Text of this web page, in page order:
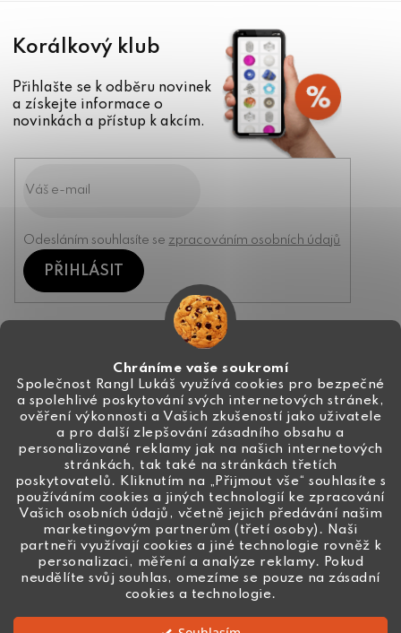
Chráníme vaše soukromí
Společnost Rangl Lukáš využívá cookies pro bezpečné
a spolehlivé poskytování svých internetových stránek,
ověření výkonnosti a Vašich zkušeností jako uživatele
a pro další zlepšování zásadního obsahu a
personalizované reklamy jak na našich internetových
stránkách, tak také na stránkách třetích
poskytovatelů. Kliknutím na „Přijmout vše“ souhlasíte s
používáním cookies a jiných technologií ke zpracování
Vašich osobních údajů, včetně jejich předávání našim
marketingovým partnerům (třetí osoby). Naši
partneři využívají cookies a jiné technologie rovněž k
personalizaci, měření a analýze reklamy. Pokud
neudělíte svůj souhlas, omezíme se pouze na zásadní
cookies a technologie.
Korálkový klub
Přihlašte se k odběru novinek
a získejte informace o
novinkách a přístup k akcím.
Odesláním souhlasíte se zpracováním osobních údajů
PŘIHLÁSIT
info@ceske-koralky.cz
+420 774 444 191